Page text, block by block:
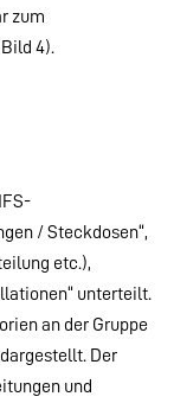
zum
4).
/ Steckdosen“,
etc.),
unterteilt.
an der Gruppe
Der
und